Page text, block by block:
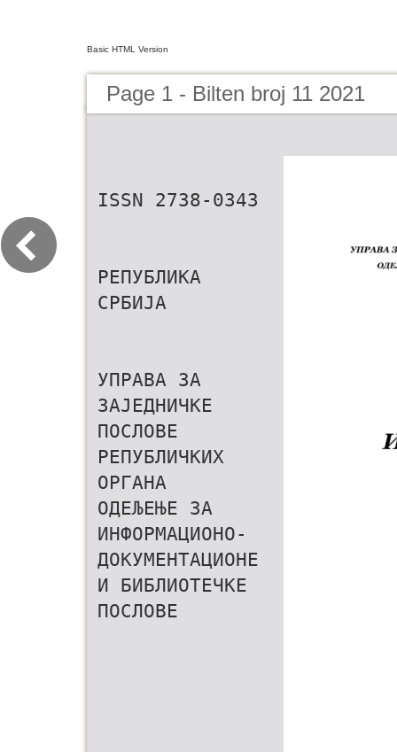
Basic HTML Version
Page 1 - Bilten broj 11 2021
ISSN 2738-0343
РЕПУБЛИКА
СРБИЈА
УПРАВА ЗА
ЗАЈЕДНИЧКЕ
ПОСЛОВЕ
РЕПУБЛИЧКИХ
ОРГАНА
ОДЕЉЕЊЕ ЗА
ИНФОРМАЦИОНО-
ДОКУМЕНТАЦИОНЕ
И БИБЛИОТЕЧКЕ
ПОСЛОВЕ